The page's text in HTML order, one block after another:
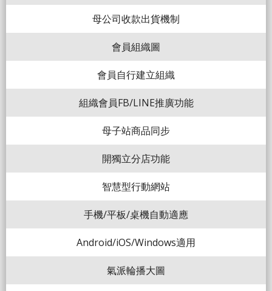
母公司收款出貨機制
會員組織圖
會員自行建立組織
組織會員FB/LINE推廣功能
母子站商品同步
開獨立分店功能
智慧型行動網站
手機/平板/桌機自動適應
Android/iOS/Windows適用
氣派輪播大圖